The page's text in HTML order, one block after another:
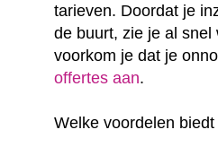
tarieven. Doordat je
de buurt, zie je al
voorkom je dat je
offertes aan.
Welke voordelen